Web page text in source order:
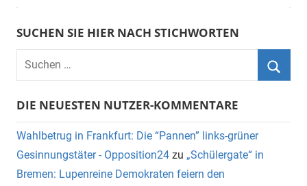
SUCHEN SIE HIER NACH STICHWORTEN
DIE NEUESTEN NUTZER-KOMMENTARE
Wahlbetrug in Frankfurt: Die “Pannen” links-grüner
Gesinnungstäter - Opposition24 zu „Schülergate“ in
Bremen: Lupenreine Demokraten feiern den